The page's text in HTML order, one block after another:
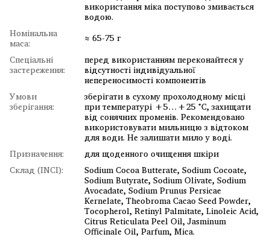
використання мiка поступово змивається
водою.
Номінальна
маса:
≈ 65-75 г
Спеціальні
застереження:
перед використанням переконайтеся у
відсутності індивідуальної
непереносимості компонентів
Умови
зберігання:
зберігати в сухому прохолодному місці
при температурі +5…+25 °C, захищати
від сонячних променів. Рекомендовано
використовувати мильницю з відтоком
для води. Не залишати мило у воді.
Призначення:
для щоденного очищення шкіри
Склад (INCI):
Sodium Cocoa Butterate, Sodium Cocoate,
Sodium Butyrate, Sodium Olivate, Sodium
Avocadate, Sodium Prunus Persicae
Kernelate, Theobroma Cacao Seed Powder,
Tocopherol, Retinyl Palmitate, Linoleic Acid,
Citrus Reticulata Peel Oil, Jasminum
Officinale Oil, Parfum, Mica.